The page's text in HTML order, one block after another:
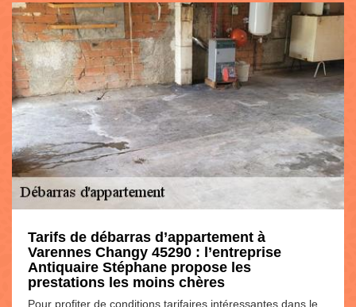
Tarifs de débarras d’appartement à
Varennes Changy 45290 : l’entreprise
Antiquaire Stéphane propose les
prestations les moins chères
Pour profiter de conditions tarifaires intéressantes dans le